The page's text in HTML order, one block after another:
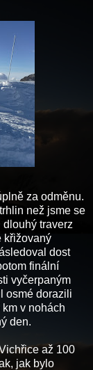
za odměnu.
než jsme se
traverz
křižovaný
dost
finální
vyčerpaným
osmé dorazili
v nohách
den.
až 100
jak bylo